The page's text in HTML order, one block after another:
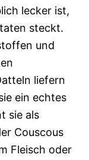
lecker ist,
steckt.
und
liefern
ein echtes
sie als
Couscous
Fleisch oder